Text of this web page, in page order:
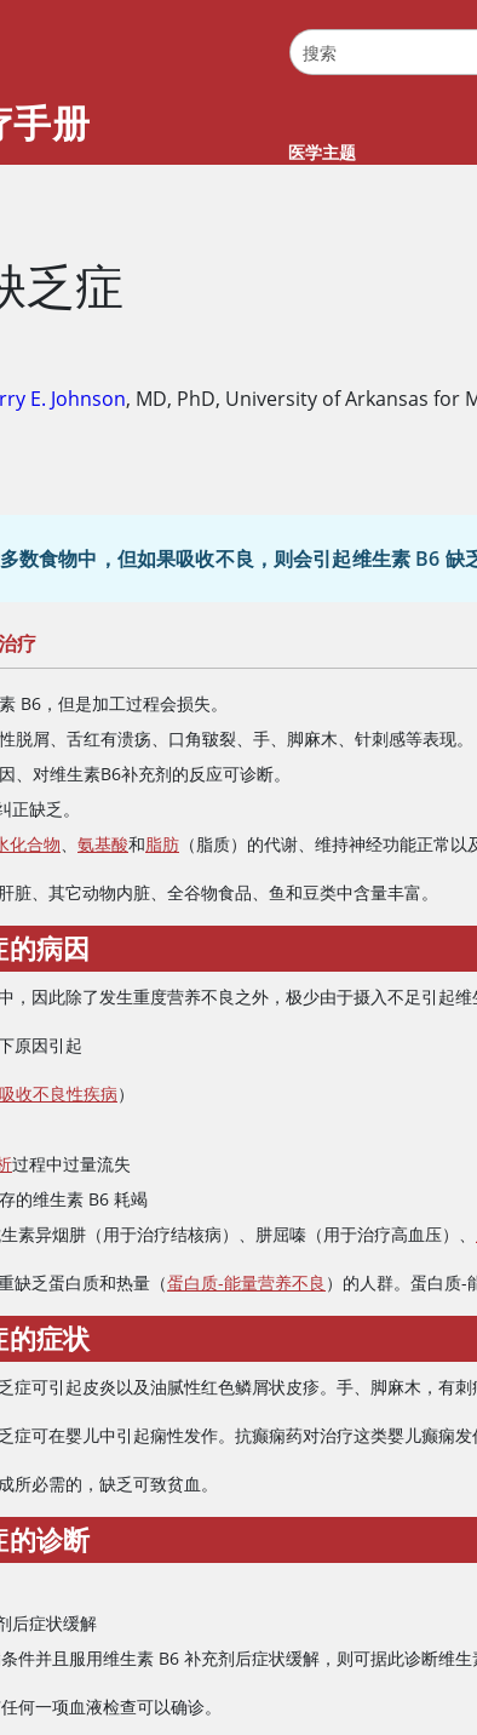
手册
医学主题
乏症
E. Johnson, MD, PhD, University of Arkansas for
数食物中，但如果吸收不良，则会引起维生素 B6 缺
疗
B6，但是加工过程会损失。
脱屑、舌红有溃疡、口角皲裂、手、脚麻木、针刺感等表现。
、对维生素B6补充剂的反应可诊断。
缺乏。
化合物、 氨基酸和脂肪 （脂质）的代谢、维持神经功能正常
脏、其它动物内脏、全谷物食品、鱼和豆类中含量丰富。
病因
，因此除了发生重度营养不良之外，极少由于摄入不足引起
原因引起
吸收不良性疾病）
过程中过量流失
的维生素 B6 耗竭
素异烟肼（用于治疗结核病）、肼屈嗪（用于治疗高血压）、
缺乏蛋白质和热量（蛋白质-能量营养不良 ）的人群。蛋白质-
的症状
症可引起皮炎以及油腻性红色鳞屑状皮疹。手、脚麻木，有
症可在婴儿中引起痫性发作。抗癫痫药对治疗这类婴儿癫痫发
所必需的，缺乏可致贫血。
的诊断
后症状缓解
件并且服用维生素 B6 补充剂后症状缓解，则可据此诊断维生
何一项血液检查可以确诊。